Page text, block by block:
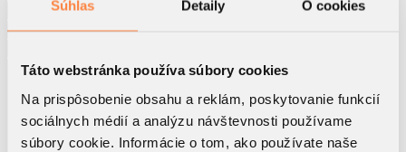
Súhlas Detaily O cookies
Táto webstránka používa súbory cookies
Na prispôsobenie obsahu a reklám, poskytovanie funkcií
sociálnych médií a analýzu návštevnosti používame
súbory cookie. Informácie o tom, ako používate naše